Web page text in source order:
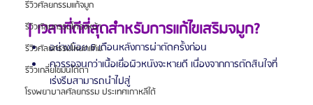
รีวิวศัลยกรรมแก้จมูก
รีวิวศัลยกรรมโครงหน้า
รีวิวศัลยกรรมโหนกแก้ม
รีวิวเกลี่ยไขมันใต้ตา
โรงพยาบาลศัลยกรรม ประเทศเกาหลีใต้
| เวลาที่ดีที่สุดสำหรับการแก้ไขเสริมจมูก?
อย่างน้อย 6 เดือนหลังการผ่าตัดครั้งก่อน
ควรรอจนกว่าเนื้อเยื่อผิวหนังจะหายดี เนื่องจากการตัดสินใจที่
เร่งรีบสามารถนำไปสู่